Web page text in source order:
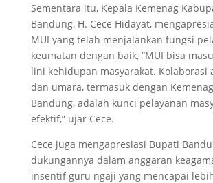
Sementara itu, Kepala Kemenag
Bandung, H. Cece Hidayat,
MUI yang telah menjalankan fungsi
keumatan dengan baik, “MUI bisa
lini kehidupan masyarakat. Kolaborasi
dan umara, termasuk dengan
Bandung, adalah kunci pelayanan
efektif,” ujar Cece.
Cece juga mengapresiasi Bupati
dukungannya dalam anggaran
insentif guru ngaji yang mencapai